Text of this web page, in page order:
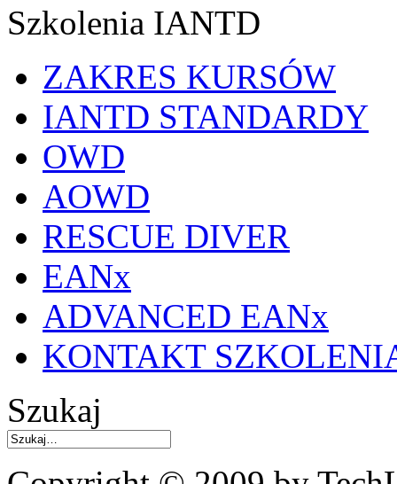
Szkolenia IANTD
ZAKRES KURSÓW
IANTD STANDARDY
OWD
AOWD
RESCUE DIVER
EANx
ADVANCED EANx
KONTAKT
Szukaj